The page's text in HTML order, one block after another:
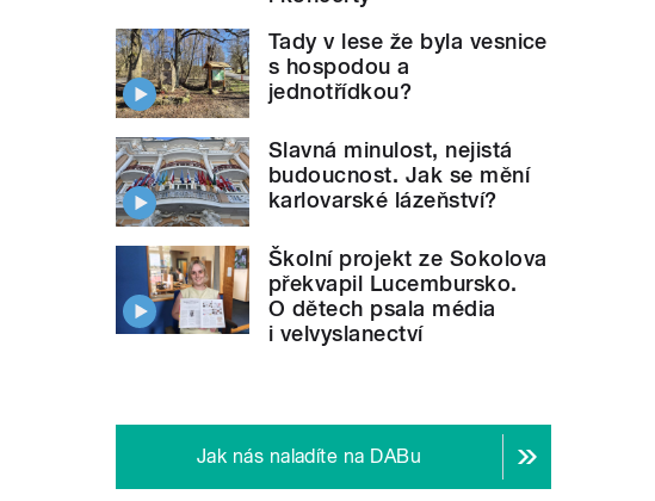
Tady v lese že byla vesnice
s hospodou a
jednotřídkou?
Slavná minulost, nejistá
budoucnost. Jak se mění
karlovarské lázeňství?
Školní projekt ze Sokolova
překvapil Lucembursko.
O dětech psala média
i velvyslanectví
Jak nás naladíte na DABu